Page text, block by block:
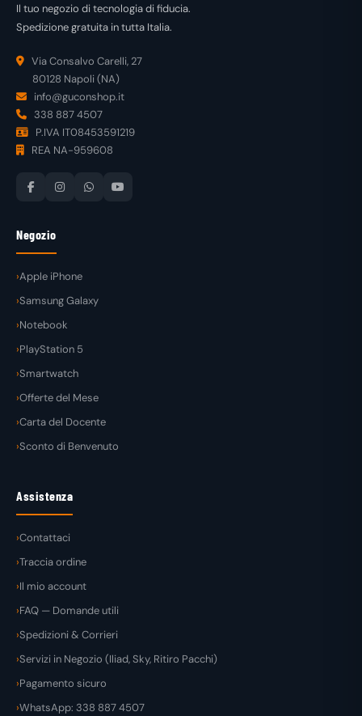
Il tuo negozio di tecnologia di fiducia.
Spedizione gratuita in tutta Italia.
Via Consalvo Carelli, 27
80128 Napoli (NA)
info@guconshop.it
338 887 4507
P.IVA IT08453591219
REA NA-959608
Negozio
Apple iPhone
Samsung Galaxy
Notebook
PlayStation 5
Smartwatch
Offerte del Mese
Carta del Docente
Sconto di Benvenuto
Assistenza
Contattaci
Traccia ordine
Il mio account
FAQ — Domande utili
Spedizioni & Corrieri
Servizi in Negozio (Iliad, Sky, Ritiro Pacchi)
Pagamento sicuro
WhatsApp: 338 887 4507